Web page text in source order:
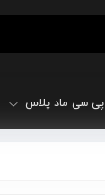
پی سی ماد پلاس